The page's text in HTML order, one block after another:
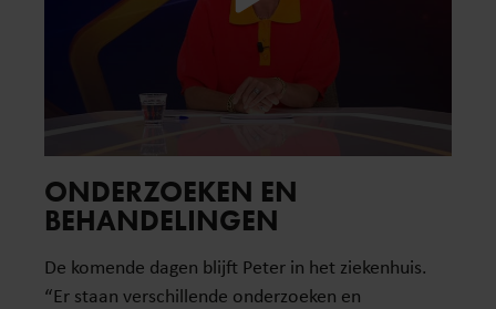
ONDERZOEKEN EN
BEHANDELINGEN
De komende dagen blijft Peter in het ziekenhuis.
“Er staan verschillende onderzoeken en